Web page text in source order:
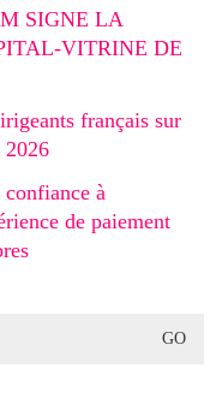
SIGNE LA
VITRINE DE
français sur
2026
à
de paiement